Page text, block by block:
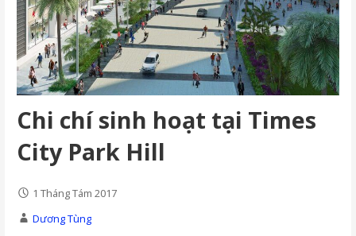
Chi chí sinh hoạt tại Times
City Park Hill
1 Tháng Tám 2017
Dương Tùng